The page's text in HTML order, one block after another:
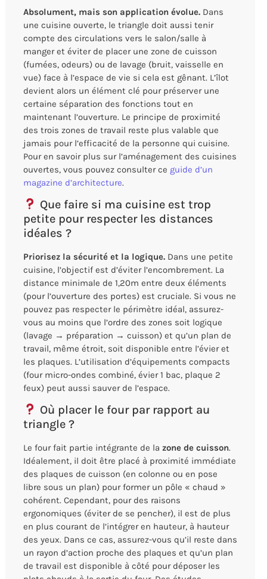
Absolument, mais son application évolue. Dans
une cuisine ouverte, le triangle doit aussi tenir
compte des circulations vers le salon/salle à
manger et éviter de placer une zone de cuisson
(fumées, odeurs) ou de lavage (bruit, vaisselle en
vue) face à l’espace de vie si cela est gênant. L’îlot
devient alors un élément clé pour préserver une
certaine séparation des fonctions tout en
maintenant l’ouverture. Le principe de proximité
des trois zones de travail reste plus valable que
jamais pour l’efficacité de la personne qui cuisine.
Pour en savoir plus sur l’aménagement des cuisines
ouvertes, vous pouvez consulter ce guide d’un
magazine d’architecture.
Que faire si ma cuisine est trop
petite pour respecter les distances
idéales ?
Priorisez la sécurité et la logique. Dans une petite
cuisine, l’objectif est d’éviter l’encombrement. La
distance minimale de 1,20m entre deux éléments
(pour l’ouverture des portes) est cruciale. Si vous ne
pouvez pas respecter le périmètre idéal, assurez-
vous au moins que l’ordre des zones soit logique
(lavage → préparation → cuisson) et qu’un plan de
travail, même étroit, soit disponible entre l’évier et
les plaques. L’utilisation d’équipements compacts
(four micro-ondes combiné, évier 1 bac, plaque 2
feux) peut aussi sauver de l’espace.
Où placer le four par rapport au
triangle ?
Le four fait partie intégrante de la zone de cuisson.
Idéalement, il doit être placé à proximité immédiate
des plaques de cuisson (en colonne ou en pose
libre sous un plan) pour former un pôle « chaud »
cohérent. Cependant, pour des raisons
ergonomiques (éviter de se pencher), il est de plus
en plus courant de l’intégrer en hauteur, à hauteur
des yeux. Dans ce cas, assurez-vous qu’il reste dans
un rayon d’action proche des plaques et qu’un plan
de travail est disponible à côté pour déposer les